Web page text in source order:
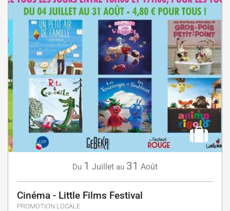
Du 1 Juillet au 31 Août
Cinéma - Little Films Festival
PROMOTION LOCALE